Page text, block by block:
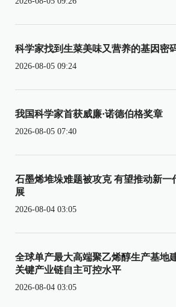
科学家找到生菜美味又营养的基因密
2026-08-05 09:24
我国科学家首获威廉·诺德伯格奖章
2026-08-05 07:40
石墨烯堆垛难题被攻克 有望推动新一
展
2026-08-04 03:05
全球单产最大高端聚乙烯醇生产基地
关键产业链自主可控水平
2026-08-04 03:05